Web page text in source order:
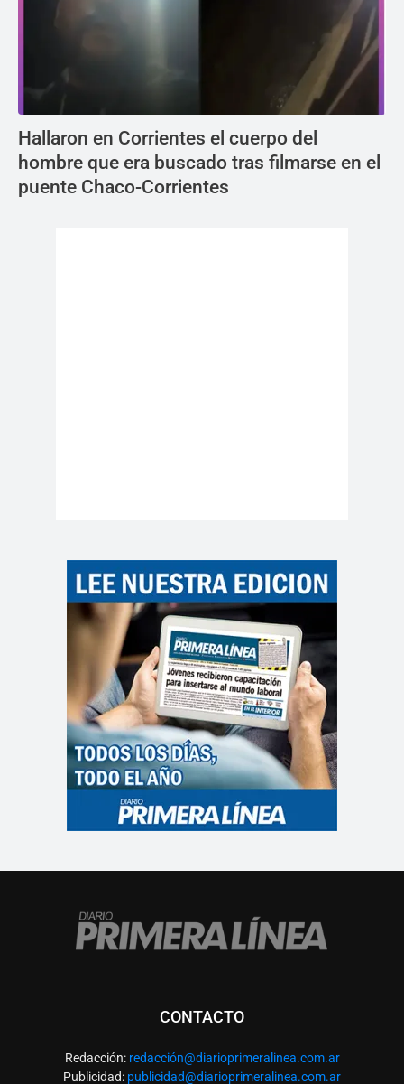
Hallaron en Corrientes el cuerpo del
hombre que era buscado tras filmarse en el
puente Chaco-Corrientes
CONTACTO
Redacción: redacción@diarioprimeralinea.com.ar
Publicidad: publicidad@diarioprimeralinea.com.ar